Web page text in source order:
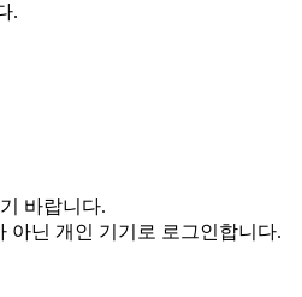
.
바랍니다.
아닌 개인 기기로 로그인합니다.